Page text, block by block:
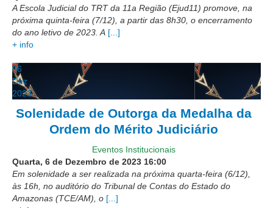
Ação Trabalhista (Atermação)
Atermação On-line - Interior de Roraima
Agendamento de Reclamação Verbal
Glossário
Consulta de Pautas
Atas de Sessões do Pleno
Audiências e Sessões
Calendário das Sessões da 1ª Turma 2026
Calendário de Sessões da 2ª Turma - 2026
A Escola Judicial do TRT da 11a Região (Ejud11) promove, na
próxima quinta-feira (7/12), a partir das 8h30, o encerramento
do ano letivo de 2023. A [...]
+ info
06
Dez
2023
Solenidade de Outorga da Medalha da
Ordem do Mérito Judiciário
Eventos Institucionais
Quarta, 6 de Dezembro de 2023 16:00
Em solenidade a ser realizada na próxima quarta-feira (6/12),
às 16h, no auditório do Tribunal de Contas do Estado do
Amazonas (TCE/AM), o [...]